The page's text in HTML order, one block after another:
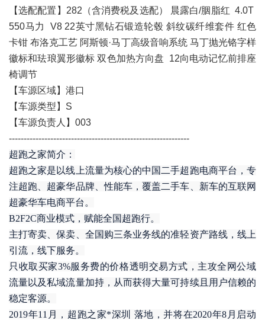
【选配配置】282（含消费税及选配） 晨露白/胭脂红 4.0T
550马力 V8 22英寸黑钻石锻造轮毂 斜纹碳纤维套件 红色
卡钳 布洛克工艺 阿斯顿·马丁高级音响系统 马丁抛光铬字样
徽标和珐琅翼形徽标 双色加热方向盘 12向电动记忆前排座
椅调节
【车源区域】港口
【车源类型】S
【车源负责人】003
-------------------------------------------------------------
超跑之家简介：
超跑之家是以线上流量为核心的中国二手超跑电商平台，专
注超跑、超豪华品牌、性能车，覆盖二手车、新车的互联网
超豪华车电商平台。
B2F2C商业模式，赋能全国超跑行。
主打寄卖、保卖、全国购三条业务线的准轻资产路线，线上
引流，线下服务。
只收取买家3%服务费的价格透明交易方式，主攻全网公域
流量以及私域流量加持，从而获得大量可持续且用户信赖的
稳定客源。
2019年11月，超跑之家*深圳 落地，并将在2020年8月启动